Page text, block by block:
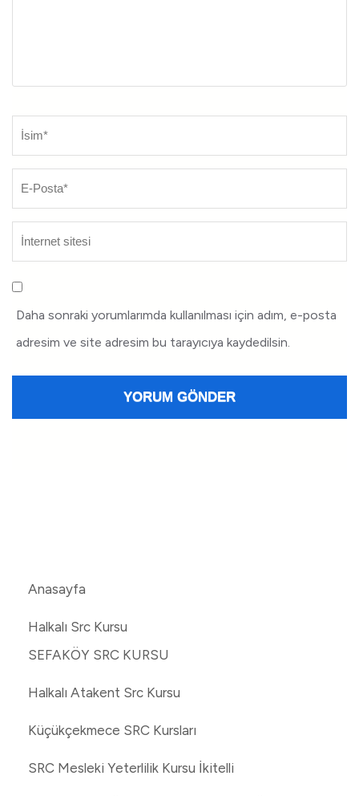
Daha sonraki yorumlarımda kullanılması için adım, e-posta
adresim ve site adresim bu tarayıcıya kaydedilsin.
Anasayfa
Halkalı Src Kursu
SEFAKÖY SRC KURSU
Halkalı Atakent Src Kursu
Küçükçekmece SRC Kursları
SRC Mesleki Yeterlilik Kursu İkitelli